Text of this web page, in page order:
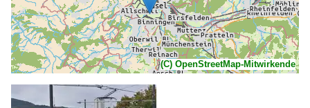
(C) OpenStreetMap-Mitwirkende